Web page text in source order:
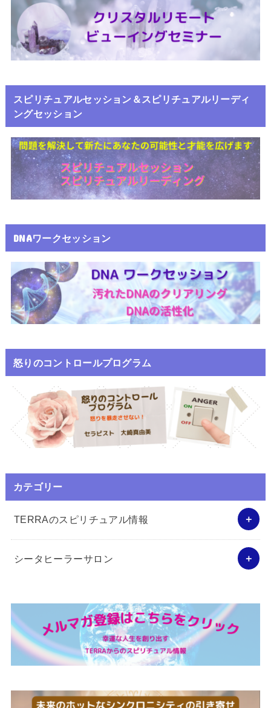
スピリチュアルセッション＆スピリチュアルリーディ
ングセッション
DNAワークセッション
怒りのコントロールプログラム
カテゴリー
TERRAのスピリチュアル情報
シータヒーラーサロン